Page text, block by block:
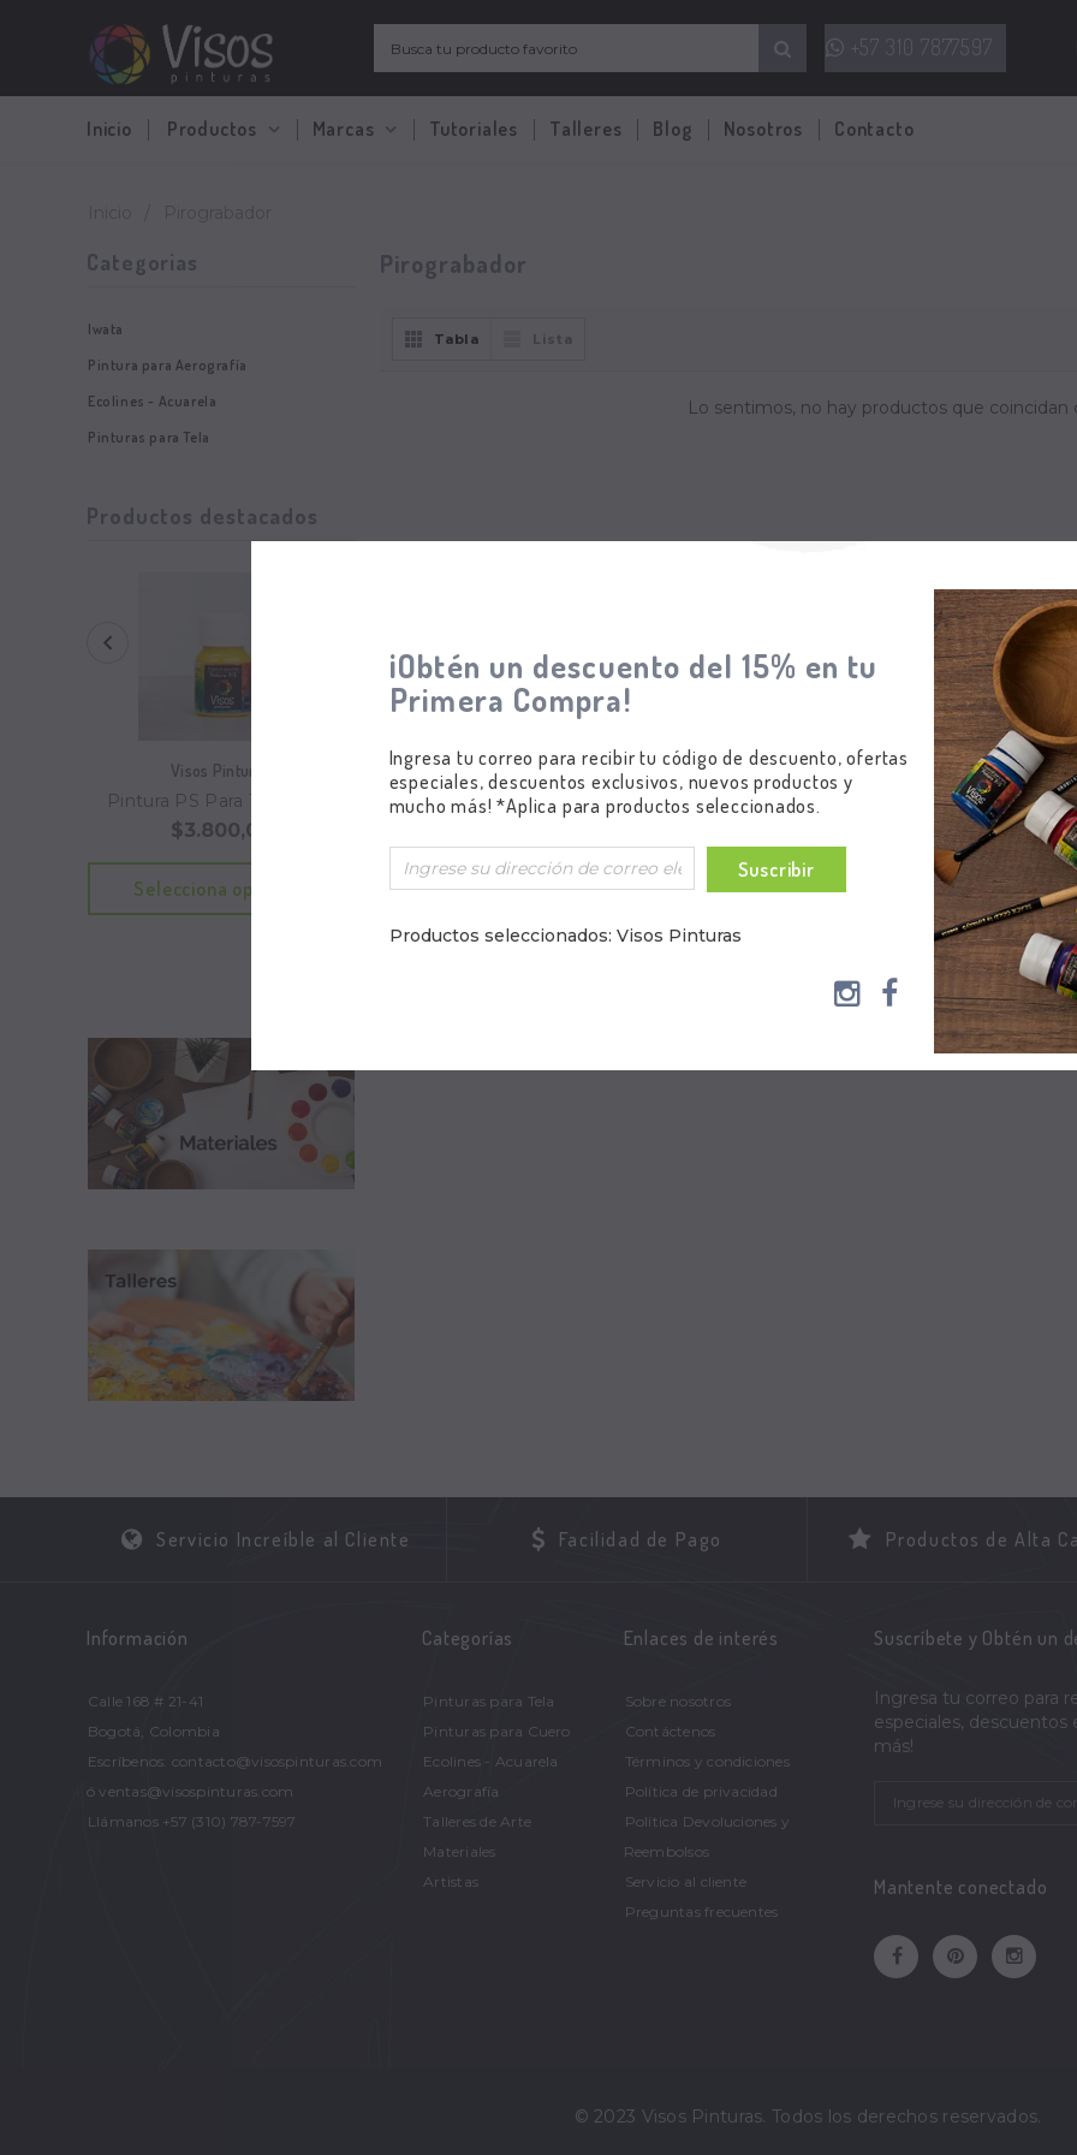
+57 310 7877597
Inicio Productos Marcas Tutoriales Talleres Blog Nosotros Contacto
Categorias
Iwata
Pintura para Aerografía
Ecolines - Acuarela
Pinturas para Tela
Productos destacados
Visos Pinturas
Pintura PS Para Tela - 35gr
$3.800,00
Visos Pinturas
Pintura PS Para Tela - 70gr /
$6.800,00
Visos Pinturas
Pintura PS Para Tela - 500gr /
$42.300,00
Visos
Satín Cristal -
Pirograbador
Tabla Lista
Lo sentimos, no hay productos que coincidan
Servicio Increíble al Cliente Facilidad de Pago Productos de Alta
Información
Calle 168 # 21-41
Bogotá, Colombia
Escríbenos: contacto@visospinturas.com
ó ventas@visospinturas.com
Llámanos +57 (310) 787-7597
Categorías
Pinturas para Tela
Pinturas para Cuero
Ecolines - Acuarela
Aerografía
Talleres de Arte
Materiales
Artistas
Enlaces de interés
Sobre nosotros
Contáctenos
Términos y condiciones
Política de privacidad
Política Devoluciones y
Reembolsos
Servicio al cliente
Preguntas frecuentes
Suscríbete y Obtén un
Ingresa tu correo para
especiales,
más!
Mantente conectado
© 2023 Visos Pinturas. Todos los derechos reservados.
¡Obtén un descuento del 15% en tu
Primera Compra!
Ingresa tu correo para recibir tu código de descuento, ofertas
especiales, descuentos exclusivos, nuevos productos y
mucho más! *Aplica para productos seleccionados.
Suscribir
Productos seleccionados: Visos Pinturas